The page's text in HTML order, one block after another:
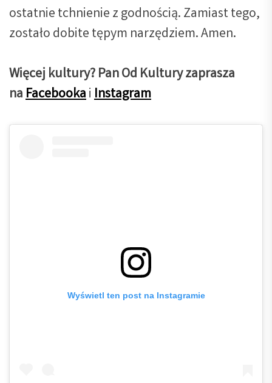
ostatnie tchnienie z godnością. Zamiast tego,
zostało dobite tępym narzędziem. Amen.
Więcej kultury? Pan Od Kultury zaprasza
naFacebookaiInstagram
Wyświetl ten post na Instagramie